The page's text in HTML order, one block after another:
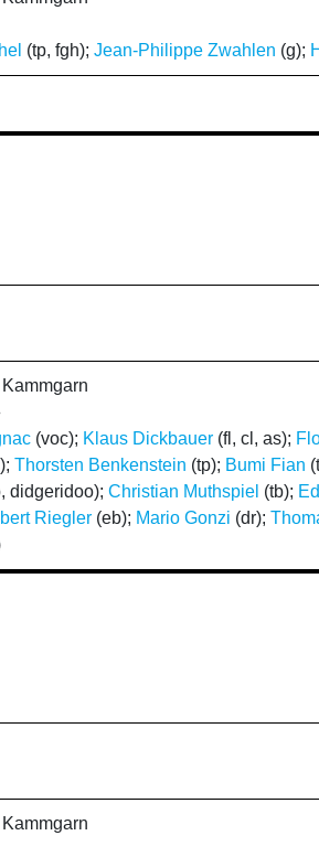
(tp, fgh); Jean-Philippe Zwahlen (g);
(voc); Klaus Dickbauer(fl, cl, as);
Thorsten Benkenstein (tp); Bumi Fian
didgeridoo); Christian Muthspiel (tb);
Riegler(eb); Mario Gonzi (dr);